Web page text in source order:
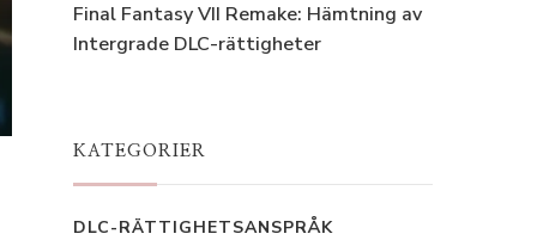
Final Fantasy VII Remake: Hämtning av
Intergrade DLC-rättigheter
KATEGORIER
DLC-RÄTTIGHETSANSPRÅK